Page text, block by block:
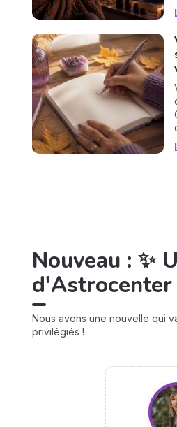
Nouveau : ✨
d'Astrocenter
Nous avons une nouvelle qui
privilégiés !